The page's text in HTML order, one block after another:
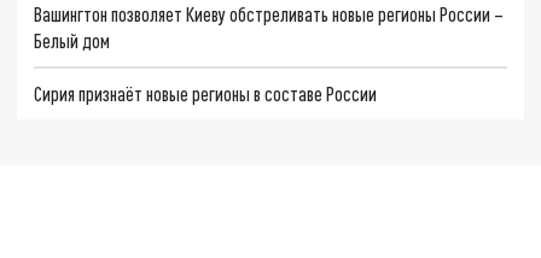
Вашингтон позволяет Киеву обстреливать новые регионы России –
Белый дом
Сирия признаёт новые регионы в составе России